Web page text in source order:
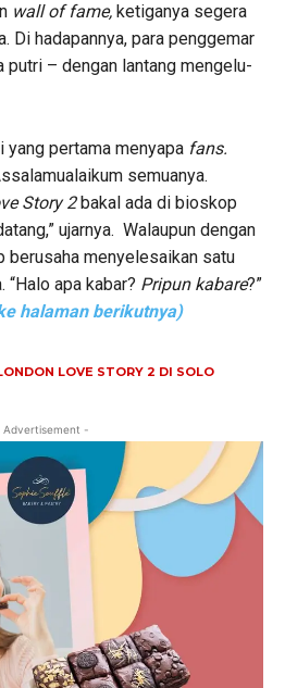
wall of fame, ketiganya segera
Di hadapannya, para penggemar
putri – dengan lantang mengelu-
pertama menyapa fans.
semuanya.
Story 2 bakal ada di bioskop
ujarnya. Walaupun dengan
berusaha menyelesaikan satu
“Halo apa kabar? Pripun kabare?”
halaman berikutnya)
LOVE STORY 2 DI SOLO
Advertisement -